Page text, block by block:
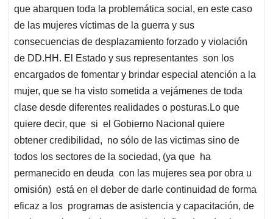
que abarquen toda la problemática social, en este caso
de las mujeres víctimas de la guerra y sus
consecuencias de desplazamiento forzado y violación
de DD.HH. El Estado y sus representantes son los
encargados de fomentar y brindar especial atención a la
mujer, que se ha visto sometida a vejámenes de toda
clase desde diferentes realidades o posturas.Lo que
quiere decir, que si el Gobierno Nacional quiere
obtener credibilidad, no sólo de las victimas sino de
todos los sectores de la sociedad, (ya que ha
permanecido en deuda con las mujeres sea por obra u
omisión) está en el deber de darle continuidad de forma
eficaz a los programas de asistencia y capacitación, de